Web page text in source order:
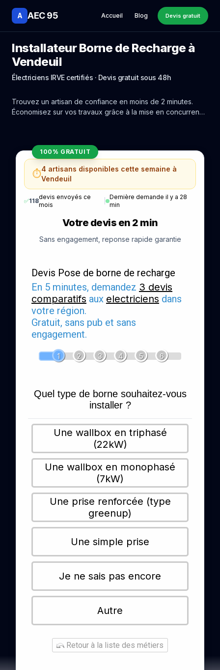
A AEC 95 Accueil Blog Devis gratuit
Installateur Borne de Recharge à
Vendeuil
Électriciens IRVE certifiés · Devis gratuit sous 48h
Trouvez un artisan de confiance en moins de 2 minutes.
Économisez sur vos travaux grâce à la mise en concurrence
100% GRATUIT
⏱️4 artisans disponibles cette semaine à
Vendeuil
✅118
devis envoyés ce
mois
|
Dernière demande il y a 28
min
Votre devis en 2 min
Sans engagement, reponse rapide garantie
Devis Pose de borne de recharge
En 5 minutes, demandez 3 devis
comparatifs aux electriciens dans
votre région.
Gratuit, sans pub et sans
engagement.
1 2 3 4 5 6
Quel type de borne souhaitez-vous
installer ?
Une wallbox en triphasé
(22kW)
Une wallbox en monophasé
(7kW)
Une prise renforcée (type
greenup)
Une simple prise
Je ne sais pas encore
Autre
Retour à la liste des métiers